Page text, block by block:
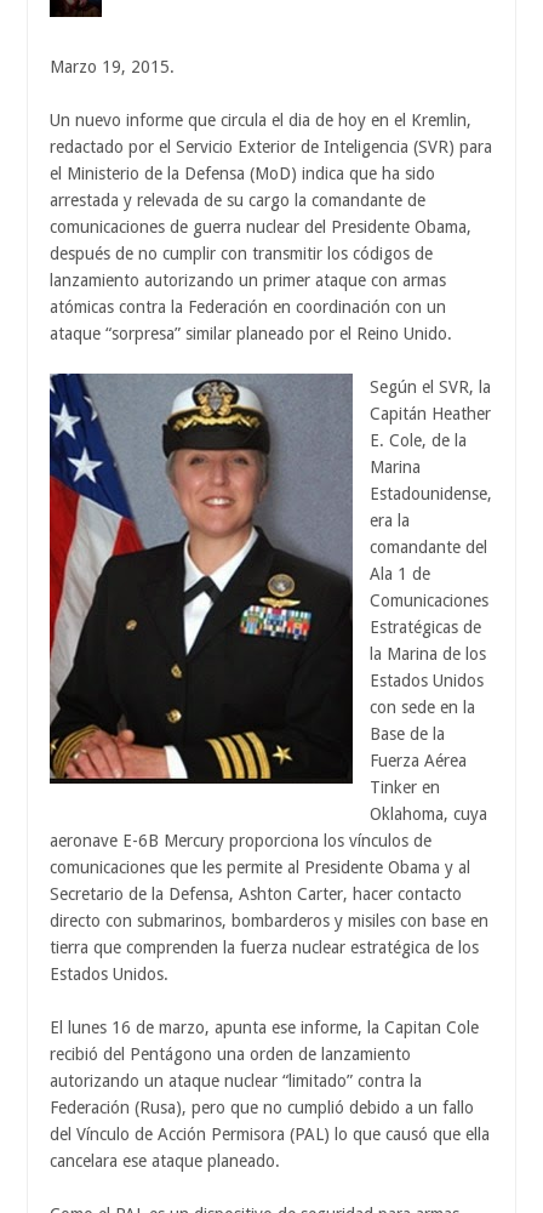
Marzo 19, 2015.
Un nuevo informe que circula el dia de hoy en el Kremlin,
redactado por el Servicio Exterior de Inteligencia (SVR) para
el Ministerio de la Defensa (MoD) indica que ha sido
arrestada y relevada de su cargo la comandante de
comunicaciones de guerra nuclear del Presidente Obama,
después de no cumplir con transmitir los códigos de
lanzamiento autorizando un primer ataque con armas
atómicas contra la Federación en coordinación con un
ataque “sorpresa” similar planeado por el Reino Unido.
Según el SVR, la
Capitán Heather
E. Cole, de la
Marina
Estadounidense,
era la
comandante del
Ala 1 de
Comunicaciones
Estratégicas de
la Marina de los
Estados Unidos
con sede en la
Base de la
Fuerza Aérea
Tinker en
Oklahoma, cuya
aeronave E-6B Mercury proporciona los vínculos de
comunicaciones que les permite al Presidente Obama y al
Secretario de la Defensa, Ashton Carter, hacer contacto
directo con submarinos, bombarderos y misiles con base en
tierra que comprenden la fuerza nuclear estratégica de los
Estados Unidos.
El lunes 16 de marzo, apunta ese informe, la Capitan Cole
recibió del Pentágono una orden de lanzamiento
autorizando un ataque nuclear “limitado” contra la
Federación (Rusa), pero que no cumplió debido a un fallo
del Vínculo de Acción Permisora (PAL) lo que causó que ella
cancelara ese ataque planeado.